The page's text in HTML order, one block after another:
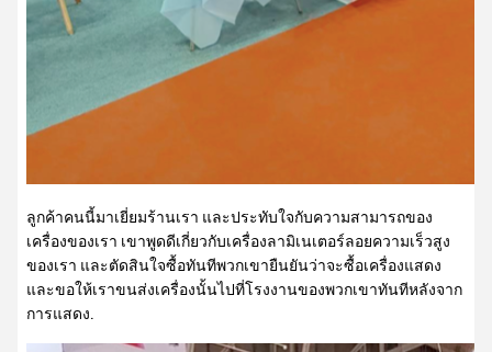
ลูกค้าคนนี้มาเยี่ยมร้านเรา และประทับใจกับความสามารถของ
เครื่องของเรา เขาพูดดีเกี่ยวกับเครื่องลามิเนเตอร์ลอยความเร็วสูง
ของเรา และตัดสินใจซื้อทันทีพวกเขายืนยันว่าจะซื้อเครื่องแสดง
และขอให้เราขนส่งเครื่องนั้นไปที่โรงงานของพวกเขาทันทีหลังจาก
การแสดง.